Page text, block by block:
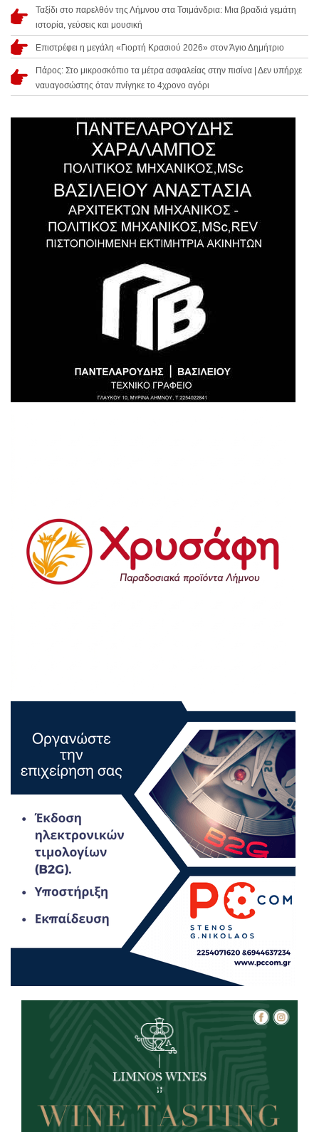
Ταξίδι στο παρελθόν της Λήμνου στα Τσιμάνδρια: Μια βραδιά γεμάτη
ιστορία, γεύσεις και μουσική
Επιστρέφει η μεγάλη «Γιορτή Κρασιού 2026» στον Άγιο Δημήτριο
Πάρος: Στο μικροσκόπιο τα μέτρα ασφαλείας στην πισίνα | Δεν υπήρχε
ναυαγοσώστης όταν πνίγηκε το 4χρονο αγόρι